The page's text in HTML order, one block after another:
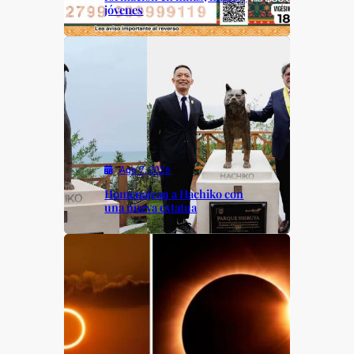
jóvenes
Ago 7, 2026
Homenajean a Hachiko con
una nueva estatua